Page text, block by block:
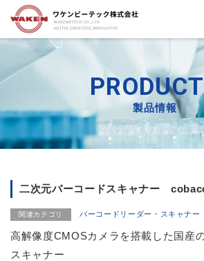
製品情報
二次元バーコードスキャナー
関連カテゴリ バーコードリーダー・スキャナー
高解像度CMOSカメラを搭載した国産
スキャナー